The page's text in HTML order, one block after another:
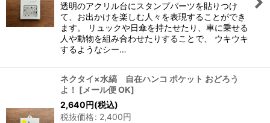
透明のアクリル台にスタンプパーツを貼りつけ
て、お出かけを楽しむ人々を表現することができ
ます。 リュックや日傘を持たせたり、車に乗せる
人や動物を組み合わせたりすることで、 ウキウキ
するようなシー…
ネクタイ×水縞 自在ハンコ ポケット おどろう
よ！ [メール便 OK]
2,640円(税込)
税抜価格: 2,400円